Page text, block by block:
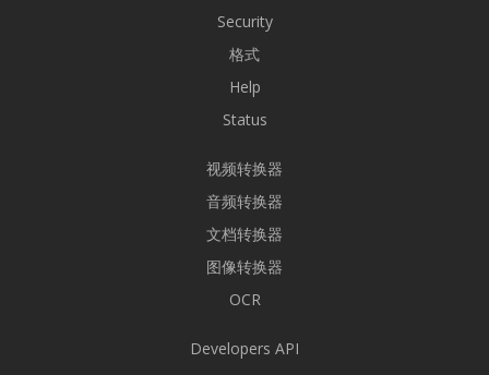
Security
格式
Help
Status
视频转换器
音频转换器
文档转换器
图像转换器
OCR
Developers API